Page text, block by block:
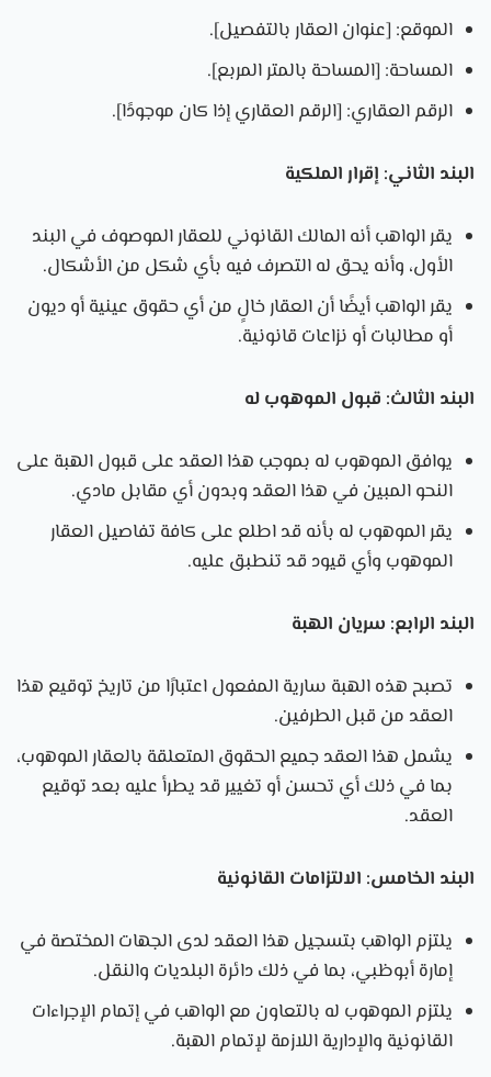
الموقع: [عنوان العقار بالتفصيل].
المساحة: [المساحة بالمتر المربع].
الرقم العقاري: [الرقم العقاري إذا كان موجودًا].
البند الثاني: إقرار الملكية
يقر الواهب أنه المالك القانوني للعقار الموصوف في البند
الأول، وأنه يحق له التصرف فيه بأي شكل من الأشكال.
يقر الواهب أيضًا أن العقار خالٍ من أي حقوق عينية أو ديون
أو مطالبات أو نزاعات قانونية.
البند الثالث: قبول الموهوب له
يوافق الموهوب له بموجب هذا العقد على قبول الهبة على
النحو المبين في هذا العقد وبدون أي مقابل مادي.
يقر الموهوب له بأنه قد اطلع على كافة تفاصيل العقار
الموهوب وأي قيود قد تنطبق عليه.
البند الرابع: سريان الهبة
تصبح هذه الهبة سارية المفعول اعتبارًا من تاريخ توقيع هذا
العقد من قبل الطرفين.
يشمل هذا العقد جميع الحقوق المتعلقة بالعقار الموهوب،
بما في ذلك أي تحسن أو تغيير قد يطرأ عليه بعد توقيع
العقد.
البند الخامس: الالتزامات القانونية
يلتزم الواهب بتسجيل هذا العقد لدى الجهات المختصة في
إمارة أبوظبي، بما في ذلك دائرة البلديات والنقل.
يلتزم الموهوب له بالتعاون مع الواهب في إتمام الإجراءات
القانونية والإدارية اللازمة لإتمام الهبة.